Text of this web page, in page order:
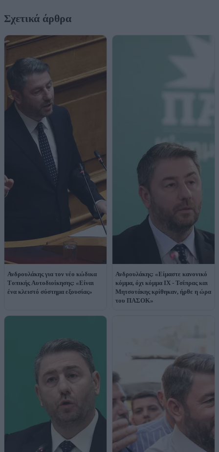
Σχετικά άρθρα
Ανδρουλάκης για τον νέο κώδικα
Tοπικής Aυτοδιοίκησης: «Είναι
ένα κλειστό σύστημα εξουσίας»
Ανδρουλάκης: «Είμαστε κανονικό
κόμμα, όχι κόμμα ΙΧ - Τσίπρας και
Μητσοτάκης κρίθηκαν, ήρθε η ώρα
του ΠΑΣΟΚ»